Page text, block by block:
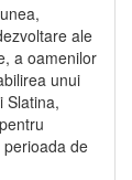
ale
a oamenilor
unui
Slatina,
de